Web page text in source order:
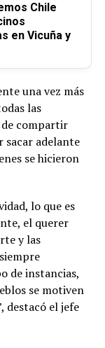
Chile
en Vicuña y
una vez más
las
de compartir
sacar adelante
se hicieron
lo que es
el querer
y las
de instancias,
se motiven
destacó el jefe